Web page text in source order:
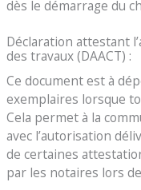
dès le démarrage du
Déclaration attestant
des travaux (DAACT) :
Ce document est à
exemplaires lorsque
Cela permet à la
avec l’autorisation
de certaines
par les notaires lors